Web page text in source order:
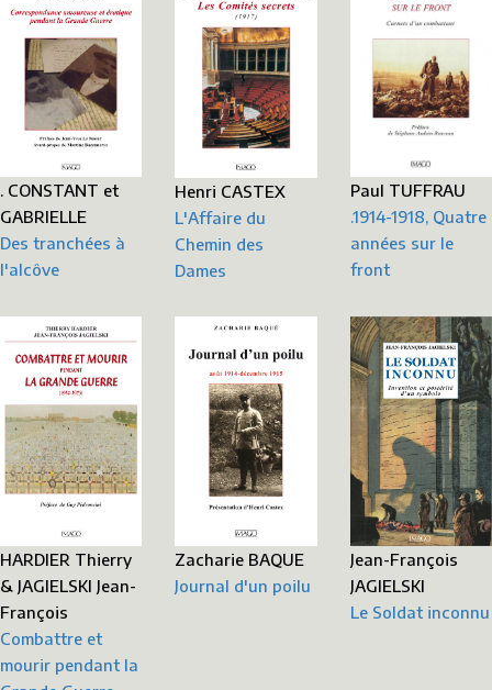
. CONSTANT et
GABRIELLE
Des tranchées à
l'alcôve
Henri CASTEX
L'Affaire du
Chemin des
Dames
Paul TUFFRAU
.1914-1918, Quatre
années sur le
front
HARDIER Thierry
& JAGIELSKI Jean-
François
Combattre et
mourir pendant la
Zacharie BAQUE
Journal d'un poilu
Jean-François
JAGIELSKI
Le Soldat inconnu